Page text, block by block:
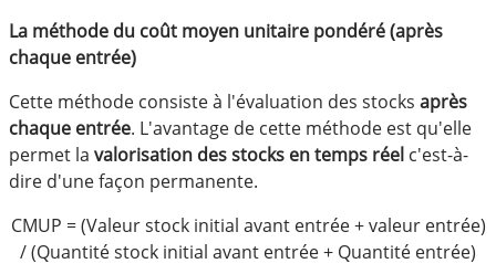
La méthode du coût moyen unitaire pondéré (après
chaque entrée)
Cette méthode consiste à l'évaluation des stocks après
chaque entrée. L'avantage de cette méthode est qu'elle
permet la valorisation des stocks en temps réel c'est-à-
dire d'une façon permanente.
CMUP = (Valeur stock initial avant entrée + valeur entrée)
/ (Quantité stock initial avant entrée + Quantité entrée)